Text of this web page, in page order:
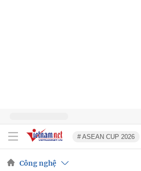
# ASEAN CUP 2026
Công nghệ